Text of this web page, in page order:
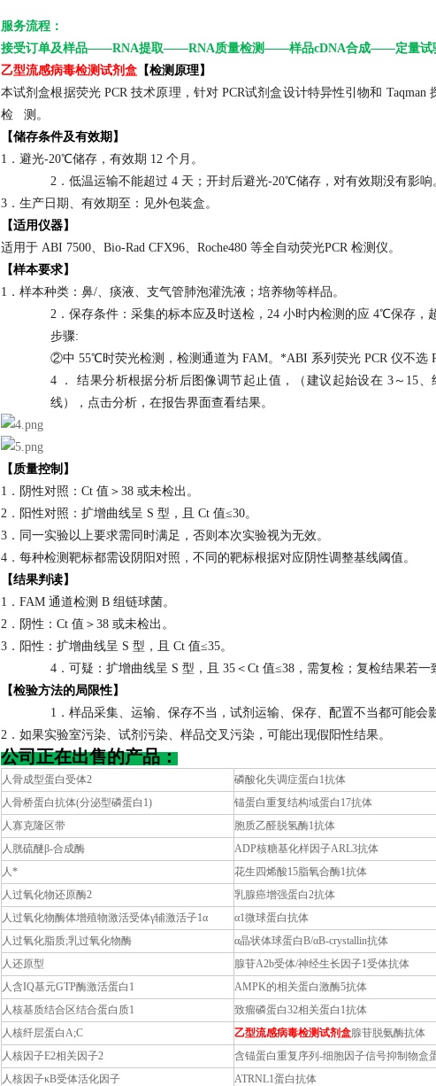
服务流程：
接受订单及样品——RNA提取——RNA质量检测——样品cDNA合成——定量
乙型流感病毒检测试剂盒 【检测原理】
本试剂盒根据荧光 PCR 技术原理，针对 PCR试剂盒设计特异性引物和
检 测。
【储存条件及有效期】
1．避光-20℃储存，有效期 12 个月。
2．低温运输不能超过 4 天；开封后避光-20℃储存，对有效期没有影响
3．生产日期、有效期至：见外包装盒。
【适用仪器】
适用于 ABI 7500、Bio-Rad CFX96、Roche480 等全自动荧光PCR 检测仪。
【样本要求】
1．样本种类：鼻/、痰液、支气管肺泡灌洗液；培养物等样品。
2．保存条件：采集的标本应及时送检，24 小时内检测的应 4℃保存，
步骤:
②中 55℃时荧光检测，检测通道为 FAM。*ABI 系列荧光 PCR 仪不选
4 ． 结果分析根据分析后图像调节起止值，（建议起始设在 3～15
线），点击分析，在报告界面查看结果。
【质量控制】
1．阴性对照：Ct 值＞38 或未检出。
2．阳性对照：扩增曲线呈 S 型，且 Ct 值≤30。
3．同一实验以上要求需同时满足，否则本次实验视为无效。
4．每种检测靶标都需设阴阳对照，不同的靶标根据对应阴性调整基线阈值。
【结果判读】
1．FAM 通道检测 B 组链球菌。
2．阴性：Ct 值＞38 或未检出。
3．阳性：扩增曲线呈 S 型，且 Ct 值≤35。
4．可疑：扩增曲线呈 S 型，且 35＜Ct 值≤38，需复检；复检结果若一
【检验方法的局限性】
1．样品采集、运输、保存不当，试剂运输、保存、配置不当都可能会
2．如果实验室污染、试剂污染、样品交叉污染，可能出现假阳性结果。
公司正在出售的产品：
人骨成型蛋白受体2
磷酸化失调症蛋白1抗体
人骨桥蛋白抗体(分泌型磷蛋白1)
锚蛋白重复结构域蛋白17抗体
人寡克隆区带
胞质乙醛脱氢酶1抗体
人胱硫醚β-合成酶
ADP核糖基化样因子ARL3抗体
人*
花生四烯酸15脂氧合酶1抗体
人过氧化物还原酶2
乳腺癌增强蛋白2抗体
人过氧化物酶体增殖物激活受体γ辅激活子1α
α1微球蛋白抗体
人过氧化脂质;乳过氧化物酶
α晶状体球蛋白B/αB-crystallin抗体
人还原型
腺苷A2b受体/神经生长因子1受体抗体
人含IQ基元GTP酶激活蛋白1
AMPK的相关蛋白激酶5抗体
人核基质结合区结合蛋白质1
致瘤磷蛋白32相关蛋白1抗体
人核纤层蛋白A;C
乙型流感病毒检测试剂盒腺苷脱氨酶抗体
人核因子E2相关因子2
含锚蛋白重复序列-细胞因子信号抑制物盒
人核因子κB受体活化因子
ATRNL1蛋白抗体